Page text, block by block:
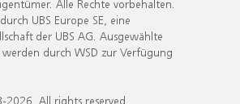
Alle Rechte vorbehalten.
UBS Europe SE, eine
der UBS AG. Ausgewählte
durch WSD zur Verfügung
2026. All rights reserved.